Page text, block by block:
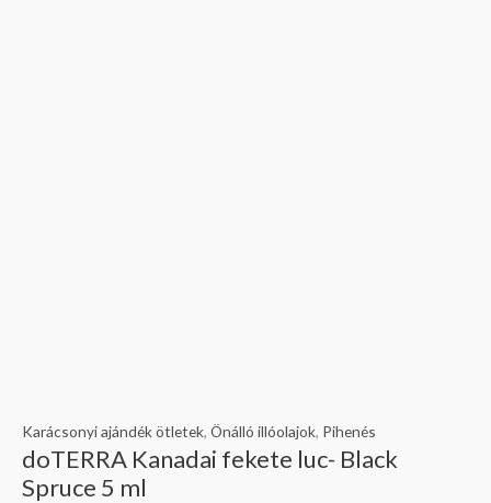
Karácsonyi ajándék ötletek, Önálló illóolajok, Pihenés
doTERRA Kanadai fekete luc- Black
Spruce 5 ml